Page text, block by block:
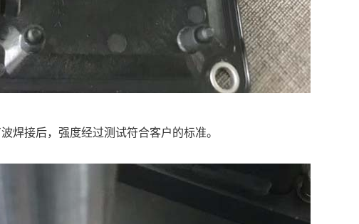
焊接后，强度经过测试符合客户的标准。